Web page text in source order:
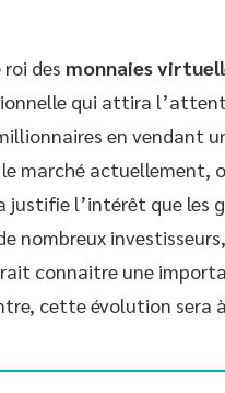
des monnaies
qui attira
en vendant
marché actuellement,
justifie l’intérêt que les
nombreux investisseurs,
connaitre une
cette évolution sera